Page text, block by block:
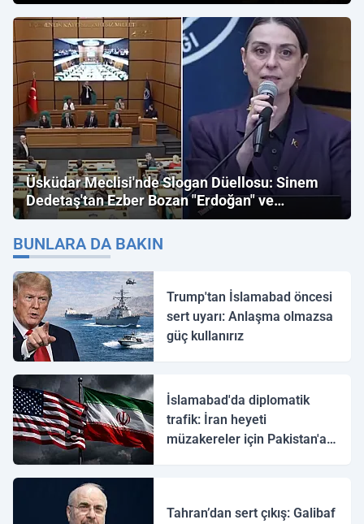
Üsküdar Meclisi'nde Slogan Düellosu: Sinem
Dedetaş'tan Ezber Bozan "Erdoğan" ve
"İmamoğlu" Çıkışı!
BUNLARA DA BAKIN
Trump'tan İslamabad öncesi
sert uyarı: Anlaşma olmazsa
güç kullanırız
İslamabad'da diplomatik
trafik: İran heyeti
müzakereler için Pakistan'a
Tahran’dan sert çıkış: Galibaf